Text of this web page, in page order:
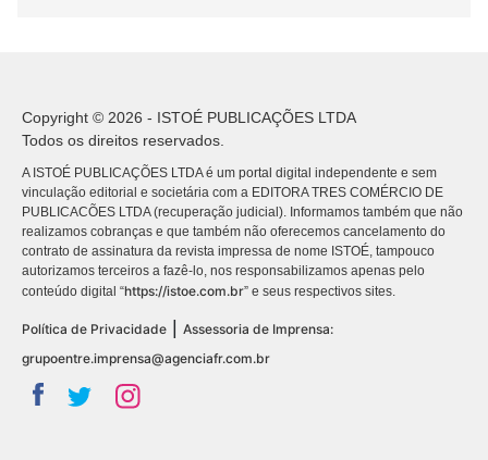
Copyright © 2026 - ISTOÉ PUBLICAÇÕES LTDA
Todos os direitos reservados.
A ISTOÉ PUBLICAÇÕES LTDA é um portal digital independente e sem
vinculação editorial e societária com a EDITORA TRES COMÉRCIO DE
PUBLICACÕES LTDA (recuperação judicial). Informamos também que não
realizamos cobranças e que também não oferecemos cancelamento do
contrato de assinatura da revista impressa de nome ISTOÉ, tampouco
autorizamos terceiros a fazê-lo, nos responsabilizamos apenas pelo
conteúdo digital “https://istoe.com.br” e seus respectivos sites.
Política de Privacidade
Assessoria de Imprensa:
grupoentre.imprensa@agenciafr.com.br